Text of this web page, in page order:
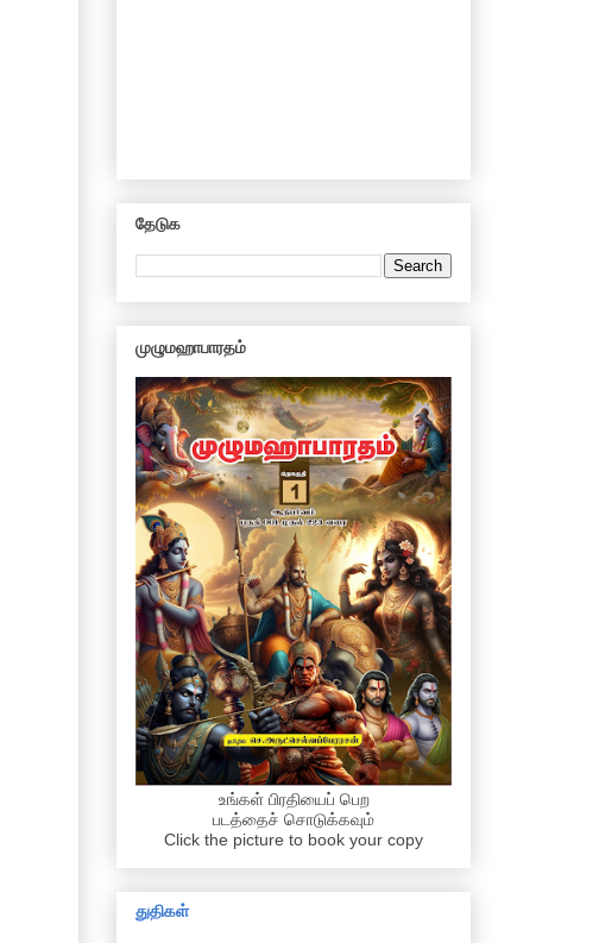
தேடுக
முழுமஹாபாரதம்
உங்கள் பிரதியைப் பெற
படத்தைச் சொடுக்கவும்
Click the picture to book your copy
துதிகள்